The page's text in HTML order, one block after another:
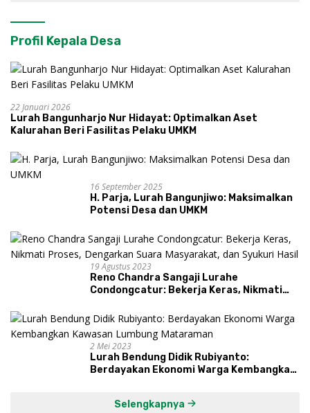
Profil Kepala Desa
22 Januari 2026
Lurah Bangunharjo Nur Hidayat: Optimalkan Aset
Kalurahan Beri Fasilitas Pelaku UMKM
16 September 2025
H. Parja, Lurah Bangunjiwo: Maksimalkan
Potensi Desa dan UMKM
19 Agustus 2023
Reno Chandra Sangaji Lurahe
Condongcatur: Bekerja Keras, Nikmati
dan Syukuri Hasil
2 Mei 2023
Lurah Bendung Didik Rubiyanto:
Berdayakan Ekonomi Warga Kembangkan
Selengkapnya